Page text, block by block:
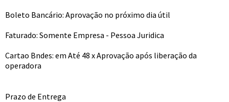
Boleto Bancário: Aprovação no próximo dia útil
Faturado: Somente Empresa - Pessoa Juridica
Cartao Bndes: em Até 48 x Aprovação após liberação da
operadora
Prazo de Entrega